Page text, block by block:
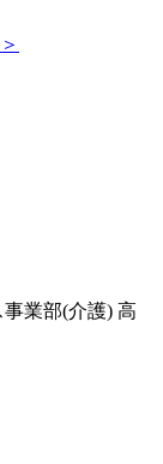
業部(介護) 高